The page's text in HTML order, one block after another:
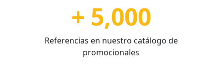
+ 5,000
Referencias en nuestro catálogo de
promocionales